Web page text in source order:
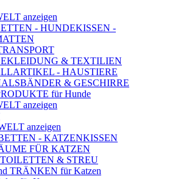
anzeigen
- HUNDEKISSEN -
& TEXTILIEN
- HAUSTIERE
& GESCHIRRE
für Hunde
anzeigen
anzeigen
- KATZENKISSEN
FÜR KATZEN
& STREU
TRÄNKEN für Katzen